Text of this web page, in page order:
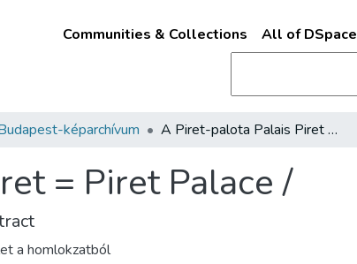
Communities & Collections All of DSpace
képarchívum A Piret-palota Palais Piret = Piret Palace /
= Piret Palace /
a homlokzatból